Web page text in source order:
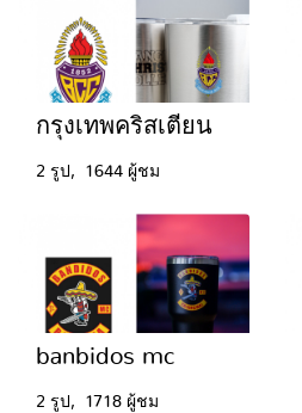
กรุงเทพคริสเตียน
2 รูป, 1644 ผู้ชม
banbidos mc
2 รูป, 1718 ผู้ชม